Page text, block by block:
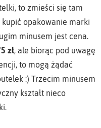
to zmieści się tam
opakowanie marki
minusem jest cena.
zł, ale biorąc pod uwagę
to mogą żądać
:) Trzecim minusem
kształt nieco